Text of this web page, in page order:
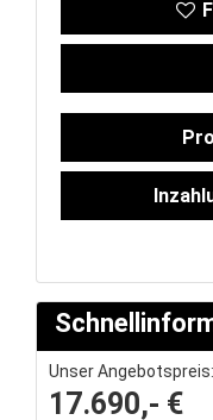
M.A.X.
Unfall-
/
Unser Angebotspreis:
17.690,- €